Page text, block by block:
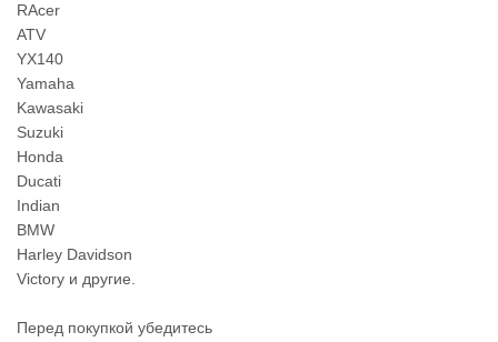
RAcer
ATV
YX140
Yamaha
Kawasaki
Suzuki
Honda
Ducati
Indian
BMW
Harley Davidson
Victory и другие.
Перед покупкой убедитесь